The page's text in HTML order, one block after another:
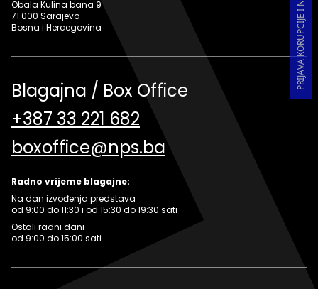
Obala Kulina bana 9
71 000 Sarajevo
Bosna i Hercegovina
Blagajna / Box Office
+387 33 221 682
boxoffice@nps.ba
Radno vrijeme blagajne:
Na dan izvođenja predstava
od 9:00 do 11:30 i od 15:30 do 19:30 sati
Ostali radni dani
od 9:00 do 15:00 sati